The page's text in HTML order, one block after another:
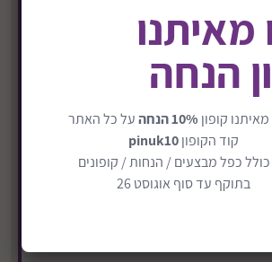
משלוח חינם
מאיתנו
הנחה
קופון 10% הנחה
על כל האתר
קוד הקופוןpinuk10
כפל מבצעים / הנחות / קופונים
בתוקף עד סוף אוגוסט 26